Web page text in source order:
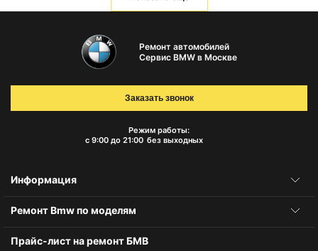
Ремонт автомобилей
Сервис BMW в Москве
Режим работы:
с 9:00 до 21:00 без выходных
Заказать звонок
Информация
Ремонт Bmw по моделям
Прайс-лист на ремонт БМВ